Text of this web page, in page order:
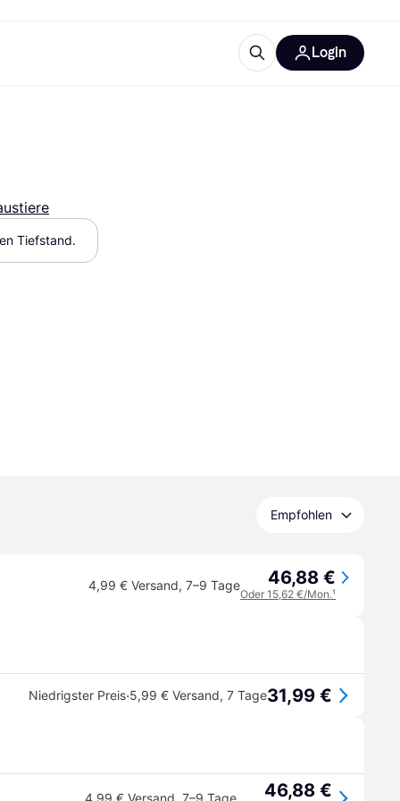
Login
Tiefstand.
Empfohlen
4,99 € Versand, 7–9 Tage 46,88 €
Oder 15,62 €/Mon.¹
Niedrigster Preis·5,99 € Versand, 7 Tage31,99 €
4,99 € Versand, 7–9 Tage 46,88 €